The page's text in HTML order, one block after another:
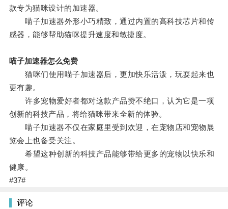
款专为猫咪设计的加速器。
喵子加速器外形小巧精致，通过内置的高科技芯片和传
感器，能够帮助猫咪提升速度和敏捷度。
喵子加速器怎么免费
猫咪们使用喵子加速器后，更加快乐活泼，玩耍起来也
更有趣。
许多宠物爱好者都对这款产品赞不绝口，认为它是一项
创新的科技产品，将给猫咪带来全新的体验。
喵子加速器不仅在家庭里受到欢迎，在宠物店和宠物展
览会上也备受关注。
希望这种创新的科技产品能够带给更多的宠物以快乐和
健康。
#37#
评论